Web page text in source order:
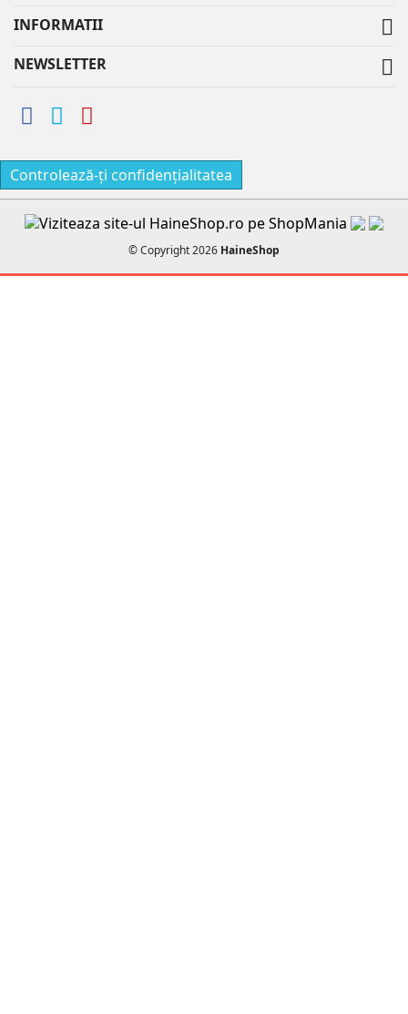
INFORMATII 
NEWSLETTER 
Controlează-ți confidențialitatea
© Copyright 2026 HaineShop